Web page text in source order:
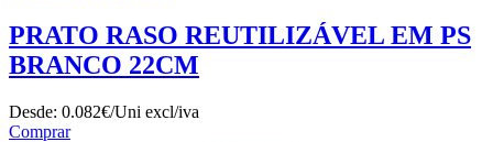
PRATO RASO REUTILIZÁVEL EM PS
BRANCO 22CM
Desde: 0.082€/Uni excl/iva
Comprar